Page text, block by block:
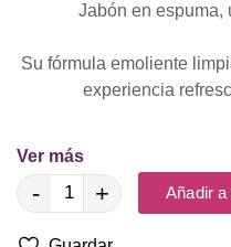
Jabón en espuma,
Su fórmula emoliente
experiencia
🍑 Aroma irresistible, la
Ver más
- + Añadir